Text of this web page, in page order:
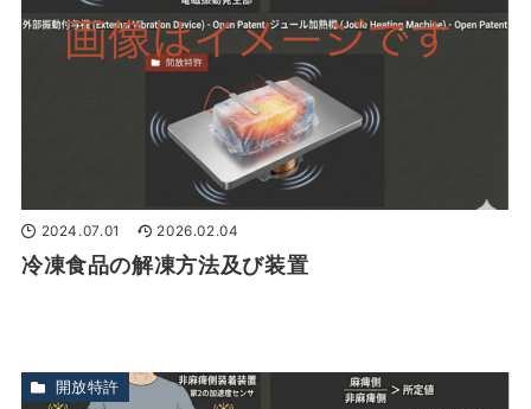
2024.07.01 2026.02.04
冷凍食品の解凍方法及び装置
開放特許